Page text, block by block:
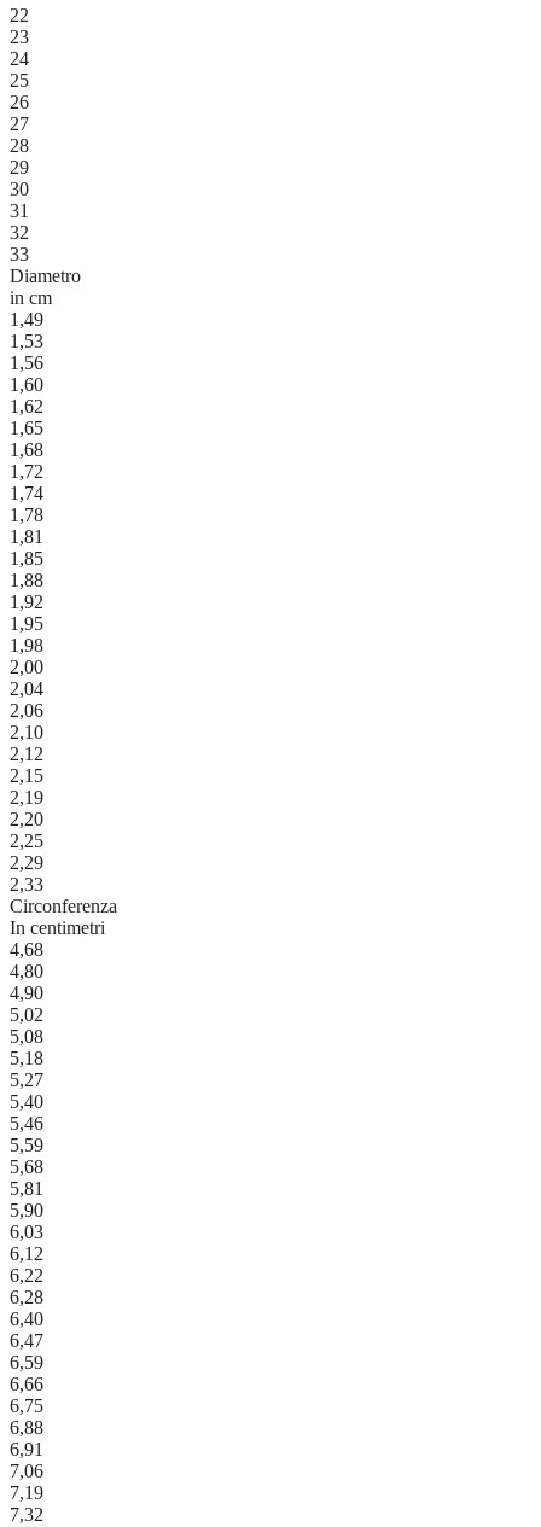
22
23
24
25
26
27
28
29
30
31
32
33
Diametro
in cm
1,49
1,53
1,56
1,60
1,62
1,65
1,68
1,72
1,74
1,78
1,81
1,85
1,88
1,92
1,95
1,98
2,00
2,04
2,06
2,10
2,12
2,15
2,19
2,20
2,25
2,29
2,33
Circonferenza
In centimetri
4,68
4,80
4,90
5,02
5,08
5,18
5,27
5,40
5,46
5,59
5,68
5,81
5,90
6,03
6,12
6,22
6,28
6,40
6,47
6,59
6,66
6,75
6,88
6,91
7,06
7,19
7,32